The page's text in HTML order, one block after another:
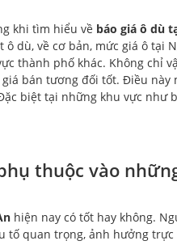
khi tìm hiểu về báo giá ô dù
dù, về cơ bản, mức giá ô tại
thành phố khác. Không chỉ
bán tương đối tốt. Điều
biệt tại những khu vực như
thuộc vào
hiện nay có tốt hay không.
tố quan trọng, ảnh hưởng